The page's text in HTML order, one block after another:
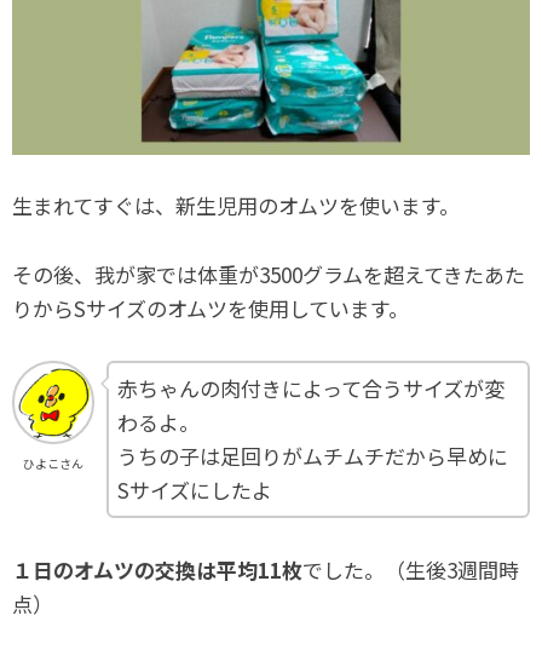
生まれてすぐは、新生児用のオムツを使います。
その後、我が家では体重が3500グラムを超えてきたあた
りからSサイズのオムツを使用しています。
ひよこさん
赤ちゃんの肉付きによって合うサイズが変
わるよ。
うちの子は足回りがムチムチだから早めに
Sサイズにしたよ
１日のオムツの交換は平均11枚でした。（生後3週間時
点）